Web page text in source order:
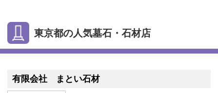
東京都の人気墓石・石材店
有限会社 まとい石材